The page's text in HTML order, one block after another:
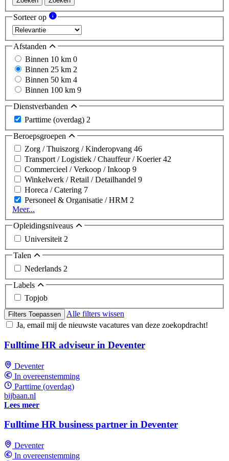
Sorteer op
Afstanden
Binnen 10 km 0
Binnen 25 km 2
Binnen 50 km 4
Binnen 100 km 9
Dienstverbanden
Parttime (overdag) 2
Beroepsgroepen
Zorg / Thuiszorg / Kinderopvang 46
Transport / Logistiek / Chauffeur / Koerier42
Commercieel / Verkoop / Inkoop 9
Winkelwerk / Retail / Detailhandel 9
Horeca / Catering 7
Personeel & Organisatie / HRM 2
Meer...
Opleidingsniveaus
Universiteit 2
Talen
Nederlands 2
Labels
Topjob
Filters Toepassen
Alle filters wissen
Ja, email mij de nieuwste vacatures van deze zoekopdracht!
Fulltime HR adviseur in Deventer
Deventer
In overeenstemming
Parttime (overdag)
bijbaan.nl
Lees meer
Fulltime HR business partner in Deventer
Deventer
In overeenstemming